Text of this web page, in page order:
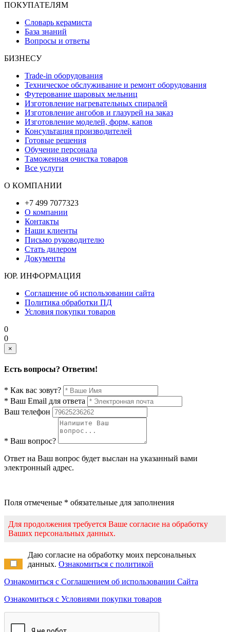
ПОКУПАТЕЛЯМ
Словарь керамиста
База знаний
Вопросы и ответы
БИЗНЕСУ
Trade-in оборудования
Техническое обслуживание и ремонт оборудования
Футерование шаровых мельниц
Изготовление нагревательных спиралей
Изготовление ангобов и глазурей на заказ
Изготовление моделей, форм, капов
Консультация производителей
Готовые решения
Обучение персонала
Таможенная очистка товаров
Все услуги
О КОМПАНИИ
+7 499 7077323
О компании
Контакты
Наши клиенты
Письмо руководителю
Стать дилером
Документы
ЮР. ИНФОРМАЦИЯ
Соглашение об использовании сайта
Политика обработки ПД
Условия покупки товаров
0
0
×
Есть вопросы? Ответим!
* Как вас зовут?
* Ваш Email для ответа
Ваш телефон
* Ваш вопрос?
Ответ на Ваш вопрос будет выслан на указанный вами
электронный адрес.
Поля отмеченые * обязательные для заполнения
Для продолжения требуется Ваше согласие на обработку
Ваших персональных данных.
Даю согласие на обработку моих персональных
данных. Ознакомиться с политикой
Ознакомиться с Соглашением об использовании Сайта
Ознакомиться с Условиями покупки товаров